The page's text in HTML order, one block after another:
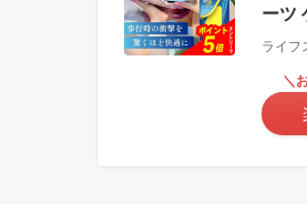
ーツ
ライフ
＼